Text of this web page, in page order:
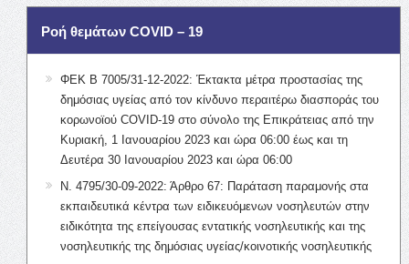
Ροή θεμάτων COVID – 19
ΦΕΚ Β 7005/31-12-2022: Έκτακτα μέτρα προστασίας της
δημόσιας υγείας από τον κίνδυνο περαιτέρω διασποράς του
κορωνοϊού COVID-19 στο σύνολο της Επικράτειας από την
Κυριακή, 1 Ιανουαρίου 2023 και ώρα 06:00 έως και τη
Δευτέρα 30 Ιανουαρίου 2023 και ώρα 06:00
Ν. 4795/30-09-2022: Άρθρο 67: Παράταση παραμονής στα
εκπαιδευτικά κέντρα των ειδικευόμενων νοσηλευτών στην
ειδικότητα της επείγουσας εντατικής νοσηλευτικής και της
νοσηλευτικής της δημόσιας υγείας/κοινοτικής νοσηλευτικής